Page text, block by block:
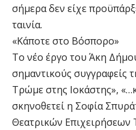
σήμερα δεν είχε
ταινία.
«Κάποτε στο Βόσπορο»
Το νέο έργο του Άκη
σημαντικούς συγγραφείς
Τρώμε στης Ιοκάστης»,
σκηνοθετεί η Σοφία
Θεατρικών Επιχειρήσεων